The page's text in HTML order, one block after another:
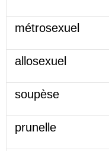
métrosexuel
allosexuel
soupèse
prunelle